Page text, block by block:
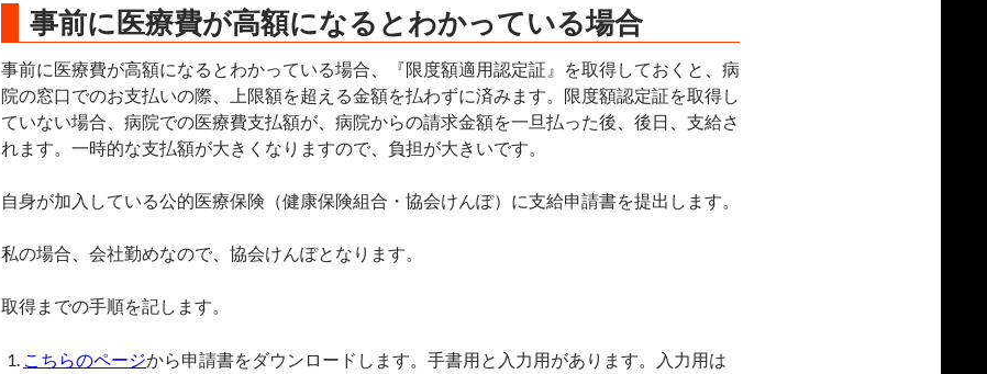
事前に医療費が高額になるとわかっている場合
事前に医療費が高額になるとわかっている場合、『限度額適用認定証』を取得しておくと、病
院の窓口でのお支払いの際、上限額を超える金額を払わずに済みます。限度額認定証を取得し
ていない場合、病院での医療費支払額が、病院からの請求金額を一旦払った後、後日、支給さ
れます。一時的な支払額が大きくなりますので、負担が大きいです。
自身が加入している公的医療保険（健康保険組合・協会けんぽ）に支給申請書を提出します。
私の場合、会社勤めなので、協会けんぽとなります。
取得までの手順を記します。
こちらのページから申請書をダウンロードします。手書用と入力用があります。入力用は